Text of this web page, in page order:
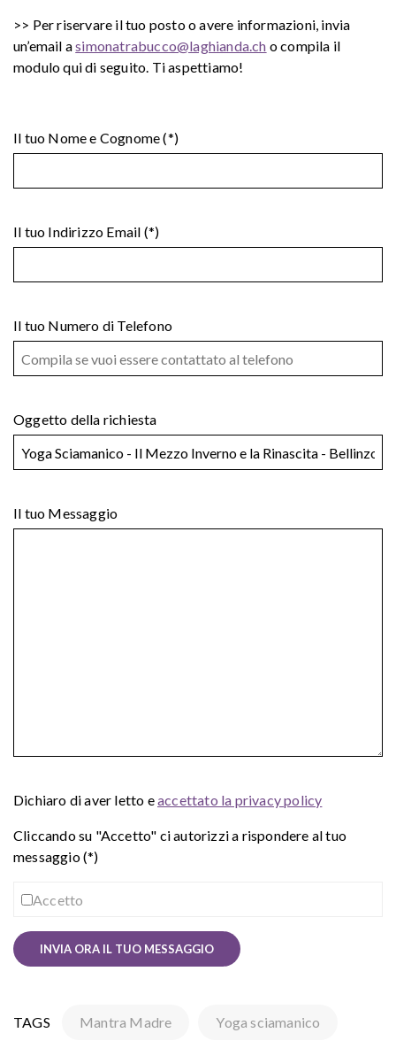
>> Per riservare il tuo posto o avere informazioni, invia
un’email asimonatrabucco@laghianda.ch o compila il
modulo qui di seguito. Ti aspettiamo!
Il tuo Nome e Cognome (*)
Il tuo Indirizzo Email (*)
Il tuo Numero di Telefono
Oggetto della richiesta
Il tuo Messaggio
Dichiaro di aver letto eaccettato la privacy policy
Cliccando su "Accetto" ci autorizzi a rispondere al tuo
messaggio (*)
Accetto
TAGS Mantra Madre Yoga sciamanico